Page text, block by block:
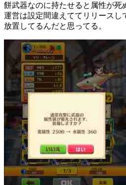
餅武器なのに持たせると属性が死
運営は設定間違えててリリースし
放置してるんだと思ってる。